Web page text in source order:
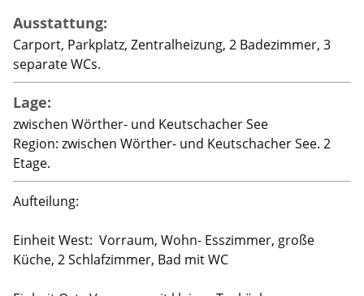
Ausstattung:
Carport, Parkplatz, Zentralheizung, 2 Badezimmer, 3
separate WCs.
Lage:
zwischen Wörther- und Keutschacher See
Region: zwischen Wörther- und Keutschacher See. 2
Etage.
Aufteilung:
Einheit West: Vorraum, Wohn- Esszimmer, große
Küche, 2 Schlafzimmer, Bad mit WC